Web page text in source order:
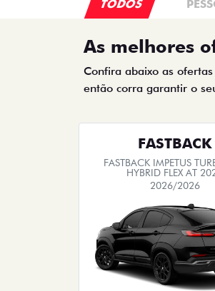
TODOS
As melhores
Confira abaixo as
então corra garantir o
FASTBACK
FASTBACK IMPETUS
HYBRID FLEX AT
2026/2026